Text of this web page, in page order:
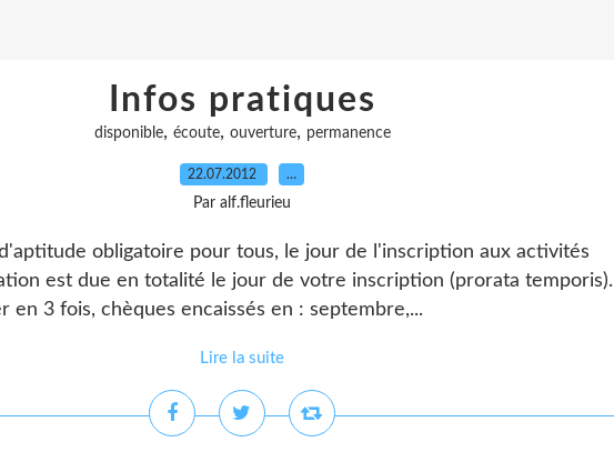
Infos pratiques
disponible, écoute, ouverture, permanence
22.07.2012 …
Par alf.fleurieu
obligatoire pour tous, le jour de l'inscription aux activités
est due en totalité le jour de votre inscription (prorata temporis).
en 3 fois, chèques encaissés en : septembre,...
Lire la suite